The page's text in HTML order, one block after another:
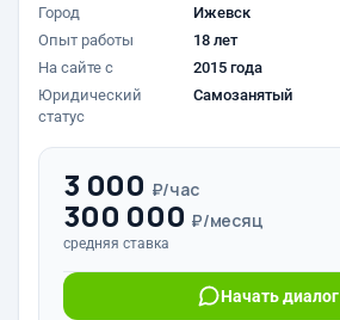
Город
Ижевск
Опыт работы
18 лет
На сайте с
2015 года
Юридический
статус
Самозанятый
3 000 ₽/час
300 000 ₽/месяц
средняя ставка
Начать диалог